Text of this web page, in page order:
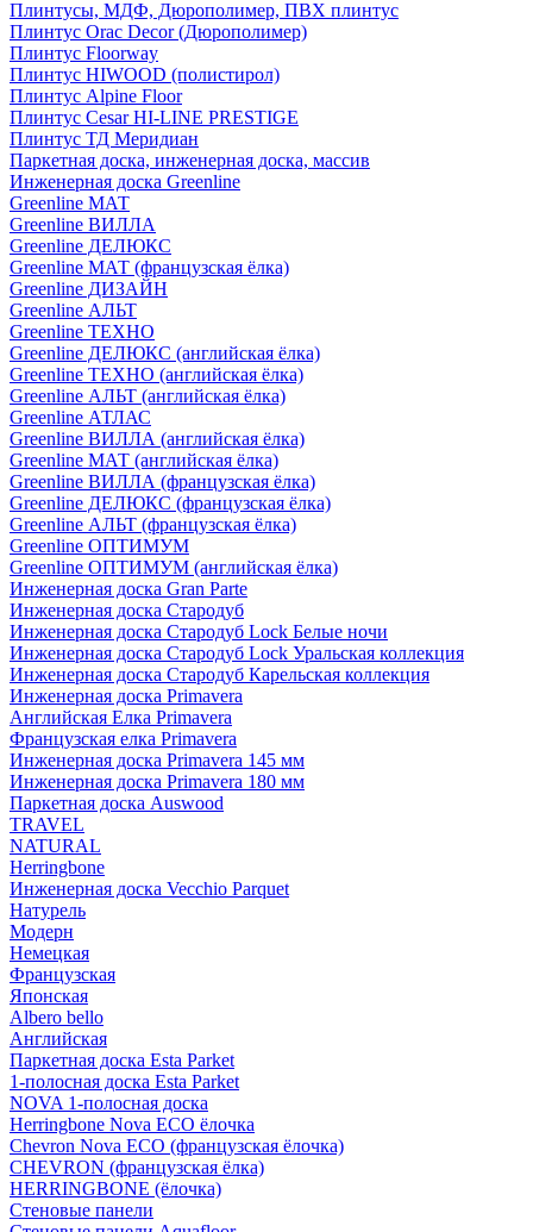
Плинтусы, МДФ, Дюрополимер, ПВХ плинтус
Плинтус Orac Decor (Дюрополимер)
Плинтус Floorway
Плинтус HIWOOD (полистирол)
Плинтус Alpine Floor
Плинтус Cesar HI-LINE PRESTIGE
Плинтус ТД Меридиан
Паркетная доска, инженерная доска, массив
Инженерная доска Greenline
Greenline МАТ
Greenline ВИЛЛА
Greenline ДЕЛЮКС
Greenline МАТ (французская ёлка)
Greenline ДИЗАЙН
Greenline АЛЬТ
Greenline ТЕХНО
Greenline ДЕЛЮКС (английская ёлка)
Greenline ТЕХНО (английская ёлка)
Greenline АЛЬТ (английская ёлка)
Greenline АТЛАС
Greenline ВИЛЛА (английская ёлка)
Greenline МАТ (английская ёлка)
Greenline ВИЛЛА (французская ёлка)
Greenline ДЕЛЮКС (французская ёлка)
Greenline АЛЬТ (французская ёлка)
Greenline ОПТИМУМ
Greenline ОПТИМУМ (английская ёлка)
Инженерная доска Gran Parte
Инженерная доска Стародуб
Инженерная доска Стародуб Lock Белые ночи
Инженерная доска Стародуб Lock Уральская коллекция
Инженерная доска Стародуб Карельская коллекция
Инженерная доска Primavera
Английская Елка Primavera
Французская елка Primavera
Инженерная доска Primavera 145 мм
Инженерная доска Primavera 180 мм
Паркетная доска Auswood
TRAVEL
NATURAL
Herringbone
Инженерная доска Vecchio Parquet
Натурель
Модерн
Немецкая
Французская
Японская
Albero bello
Английская
Паркетная доска Esta Parket
1-полосная доска Esta Parket
NOVA 1-полосная доска
Herringbone Nova ECO ёлочка
Chevron Nova ECO (французская ёлочка)
CHEVRON (французская ёлка)
HERRINGBONE (ёлочка)
Стеновые панели